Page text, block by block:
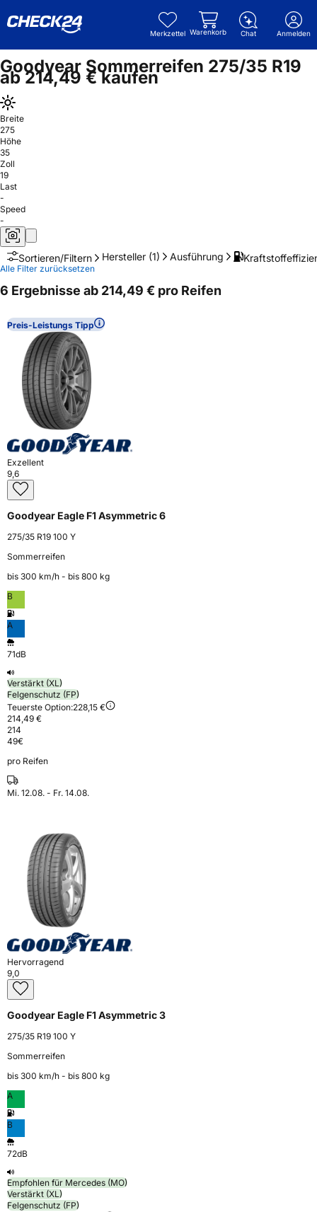
Merkzettel Warenkorb Chat Anmelden
Goodyear Sommerreifen 275/35 R19
ab 214,49 € kaufen
Breite
275
Höhe
35
Zoll
19
Last
-
Speed
-
Sortieren/Filtern Hersteller (1) Ausführung
Alle Filter zurücksetzen
6 Ergebnisse ab 214,49 € pro Reifen
Preis-Leistungs Tipp
Exzellent
9,6
Goodyear Eagle F1 Asymmetric 6
275/35 R19 100 Y
Sommerreifen
bis 300 km⁠/⁠h - bis 800 kg
B
A
71dB
Verstärkt (XL)
Felgenschutz (FP)
Teuerste Option:228,15 €
214,49 €
214
49€
pro Reifen
Mi. 12.08. - Fr. 14.08.
Hervorragend
9,0
Goodyear Eagle F1 Asymmetric 3
275/35 R19 100 Y
Sommerreifen
bis 300 km⁠/⁠h - bis 800 kg
A
B
72dB
Empfohlen für Mercedes (MO)
Verstärkt (XL)
Felgenschutz (FP)